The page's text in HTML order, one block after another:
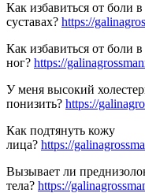
Как избавиться от боли в
суставах? https://
Как избавиться от боли
ног? https://
У меня высокий
понизить? https://
Как подтянуть кожу
лица? https://
Вызывает ли
тела? https://